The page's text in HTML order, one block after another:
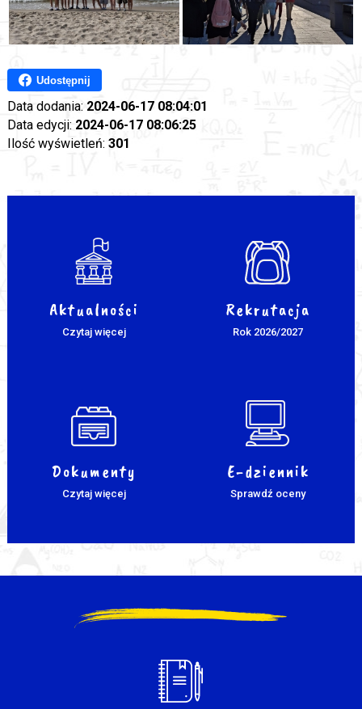
Udostępnij
Data dodania: 2024-06-17 08:04:01
Data edycji: 2024-06-17 08:06:25
Ilość wyświetleń: 301
Aktualności
Czytaj więcej
Rekrutacja
Rok 2026/2027
Dokumenty
Czytaj więcej
E-dziennik
Sprawdź oceny